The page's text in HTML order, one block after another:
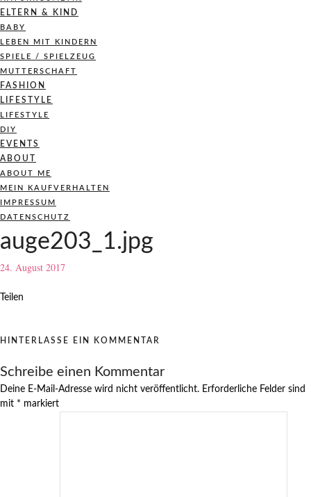
ELTERN & KIND
BABY
LEBEN MIT KINDERN
SPIELE / SPIELZEUG
MUTTERSCHAFT
FASHION
LIFESTYLE
LIFESTYLE
DIY
EVENTS
ABOUT
ABOUT ME
MEIN KAUFVERHALTEN
IMPRESSUM
DATENSCHUTZ
auge203_1.jpg
24. August 2017
Teilen
HINTERLASSE EIN KOMMENTAR
Schreibe einen Kommentar
Deine E-Mail-Adresse wird nicht veröffentlicht. Erforderliche Felder sind
mit * markiert